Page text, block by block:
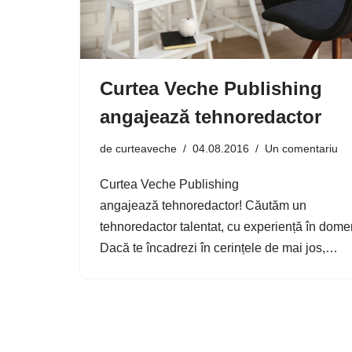
Curtea Veche Publishing
angajează tehnoredactor
de curteaveche 04.08.2016 Un comentariu
Curtea Veche Publishing
angajează tehnoredactor! Căutăm un
tehnoredactor talentat, cu experiență în
Dacă te încadrezi în cerințele de mai jos,…